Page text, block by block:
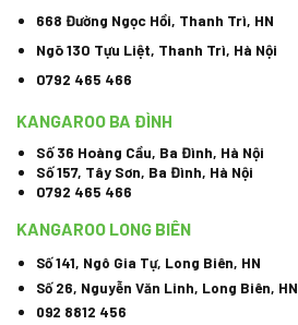
668 Đường Ngọc Hồi, Thanh Trì, HN
Ngõ 130 Tựu Liệt, Thanh Trì, Hà Nội
0792 465 466
KANGAROO BA ĐÌNH
Số 36 Hoàng Cầu, Ba Đình, Hà Nội
Số 157, Tây Sơn, Ba Đình, Hà Nội
0792 465 466
KANGAROO LONG BIÊN
Số 141, Ngô Gia Tự, Long Biên, HN
Số 26, Nguyễn Văn Linh, Long Biên, HN
092 8812 456